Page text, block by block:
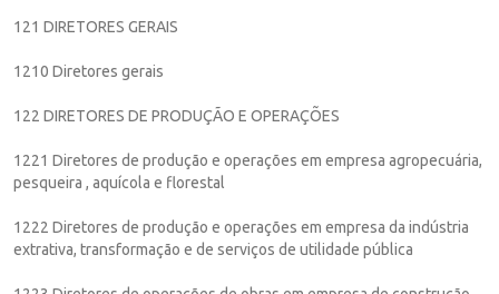
121 DIRETORES GERAIS
1210 Diretores gerais
122 DIRETORES DE PRODUÇÃO E OPERAÇÕES
1221 Diretores de produção e operações em empresa agropecuária,
pesqueira , aquícola e florestal
1222 Diretores de produção e operações em empresa da indústria
extrativa, transformação e de serviços de utilidade pública